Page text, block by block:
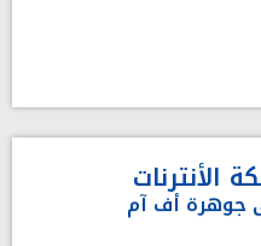
الأنترنات
جوهرة أف آم